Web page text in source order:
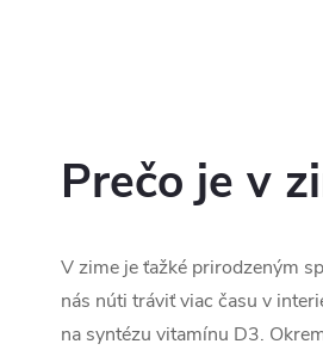
Prečo je v
V zime je ťažké prirodzeným
nás núti tráviť viac času v
na syntézu vitamínu D3.